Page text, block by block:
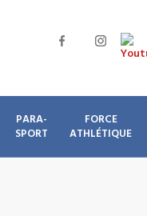
PARA-
SPORT
FORCE
ATHLÉTIQUE